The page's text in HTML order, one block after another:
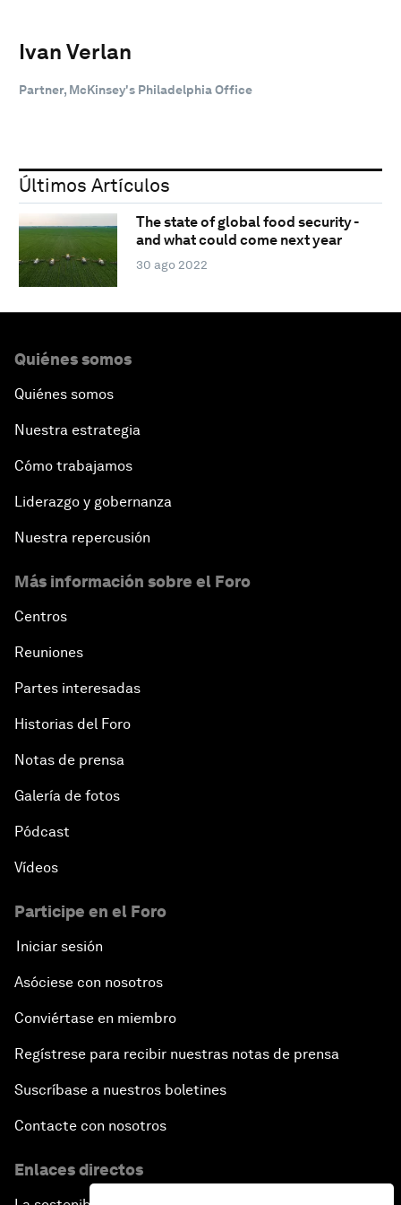
Ivan Verlan
Partner, McKinsey's Philadelphia Office
Últimos Artículos
The state of global food security -
and what could come next year
30 ago 2022
Quiénes somos
Quiénes somos
Nuestra estrategia
Cómo trabajamos
Liderazgo y gobernanza
Nuestra repercusión
Más información sobre el Foro
Centros
Reuniones
Partes interesadas
Historias del Foro
Notas de prensa
Galería de fotos
Pódcast
Vídeos
Participe en el Foro
Iniciar sesión
Asóciese con nosotros
Conviértase en miembro
Regístrese para recibir nuestras notas de prensa
Suscríbase a nuestros boletines
Contacte con nosotros
Enlaces directos